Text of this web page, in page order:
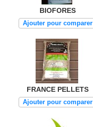
BIOFORES
Ajouter pour comparer
FRANCE PELLETS
Ajouter pour comparer